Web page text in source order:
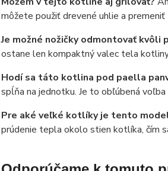
môžete použiť drevené uhlie a
Je možné nožičky odmontovať kvôli
ostane len kompaktný valec tela
Hodí sa táto kotlina pod paella
spĺňa na jednotku. Je to obľúbená
Pre aké veľké kotlíky je tento
prúdenie tepla okolo stien kotlíka, čím